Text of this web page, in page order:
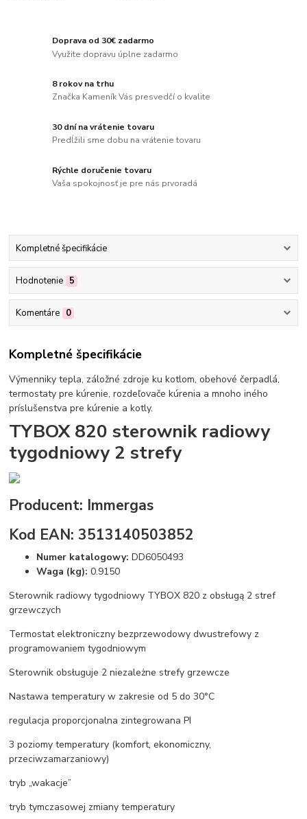
Doprava od 30€ zadarmo
Využite dopravu úplne zadarmo
8 rokov na trhu
Značka Kameník Vás presvedčí o kvalite
30 dní na vrátenie tovaru
Predĺžili sme dobu na vrátenie tovaru
Rýchle doručenie tovaru
Vaša spokojnosť je pre nás prvoradá
Kompletné špecifikácie
Hodnotenie 5
Komentáre 0
Kompletné špecifikácie
Výmenniky tepla, záložné zdroje ku kotlom, obehové čerpadlá,
termostaty pre kúrenie, rozdeľovače kúrenia a mnoho iného
príslušenstva pre kúrenie a kotly.
TYBOX 820 sterownik radiowy
tygodniowy 2 strefy
Producent: Immergas
Kod EAN: 3513140503852
Numer katalogowy: DD6050493
Waga (kg): 0.9150
Sterownik radiowy tygodniowy TYBOX 820 z obsługą 2 stref
grzewczych
Termostat elektroniczny bezprzewodowy dwustrefowy z
programowaniem tygodniowym
Sterownik obsługuje 2 niezależne strefy grzewcze
Nastawa temperatury w zakresie od 5 do 30°C
regulacja proporcjonalna zintegrowana PI
3 poziomy temperatury (komfort, ekonomiczny,
przeciwzamarzaniowy)
tryb „wakacje”
tryb tymczasowej zmiany temperatury